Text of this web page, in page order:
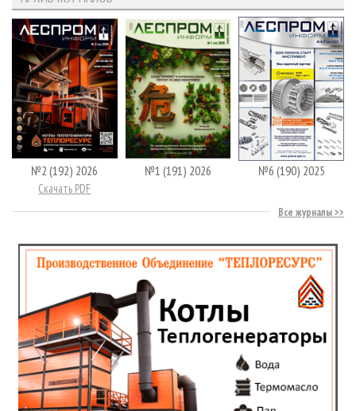
№2 (192) 2026
Скачать PDF
№1 (191) 2026 №6 (190) 2025
Все журналы